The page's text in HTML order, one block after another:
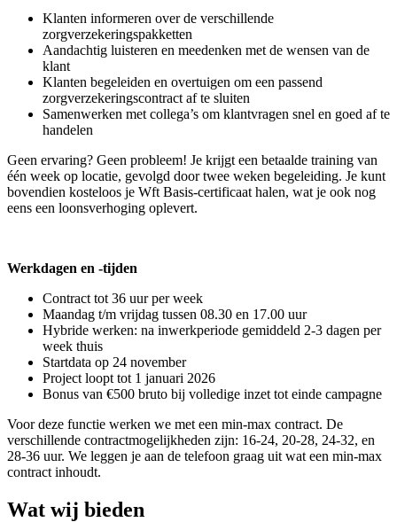
Klanten informeren over de verschillende
zorgverzekeringspakketten
Aandachtig luisteren en meedenken met de wensen van de
klant
Klanten begeleiden en overtuigen om een passend
zorgverzekeringscontract af te sluiten
Samenwerken met collega’s om klantvragen snel en goed af te
handelen
Geen ervaring? Geen probleem! Je krijgt een betaalde training van
één week op locatie, gevolgd door twee weken begeleiding. Je kunt
bovendien kosteloos je Wft Basis-certificaat halen, wat je ook nog
eens een loonsverhoging oplevert.
Werkdagen en -tijden
Contract tot 36 uur per week
Maandag t/m vrijdag tussen 08.30 en 17.00 uur
Hybride werken: na inwerkperiode gemiddeld 2-3 dagen per
week thuis
Startdata op 24 november
Project loopt tot 1 januari 2026
Bonus van €500 bruto bij volledige inzet tot einde campagne
Voor deze functie werken we met een min-max contract. De
verschillende contractmogelijkheden zijn: 16-24, 20-28, 24-32, en
28-36 uur. We leggen je aan de telefoon graag uit wat een min-max
contract inhoudt.
Wat wij bieden